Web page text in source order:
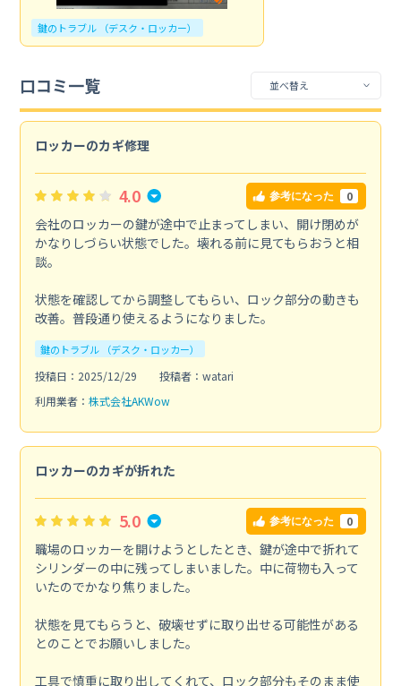
鍵のトラブル （デスク・ロッカー）
口コミ一覧
ロッカーのカギ修理
4.0 参考になった 0
会社のロッカーの鍵が途中で止まってしまい、開け閉めが
かなりしづらい状態でした。壊れる前に見てもらおうと相
談。
状態を確認してから調整してもらい、ロック部分の動きも
改善。普段通り使えるようになりました。
鍵のトラブル （デスク・ロッカー）
投稿日：2025/12/29
投稿者：watari
利用業者： 株式会社AKWow
ロッカーのカギが折れた
5.0 参考になった 0
職場のロッカーを開けようとしたとき、鍵が途中で折れて
シリンダーの中に残ってしまいました。中に荷物も入って
いたのでかなり焦りました。
状態を見てもらうと、破壊せずに取り出せる可能性がある
とのことでお願いしました。
工具で慎重に取り出してくれて、ロック部分もそのまま使